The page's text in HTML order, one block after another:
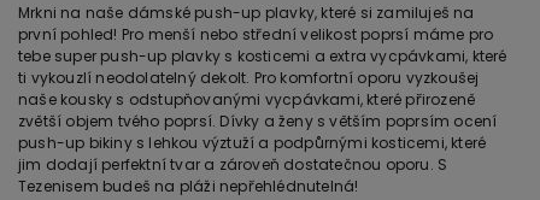
Mrkni na naše dámské push-up plavky, které si zamiluješ na
první pohled! Pro menší nebo střední velikost poprsí máme pro
tebe super push-up plavky s kosticemi a extra vycpávkami, které
ti vykouzlí neodolatelný dekolt. Pro komfortní oporu vyzkoušej
naše kousky s odstupňovanými vycpávkami, které přirozeně
zvětší objem tvého poprsí. Dívky a ženy s větším poprsím ocení
push-up bikiny s lehkou výztuží a podpůrnými kosticemi, které
jim dodají perfektní tvar a zároveň dostatečnou oporu. S
Tezenisem budeš na pláži nepřehlédnutelná!